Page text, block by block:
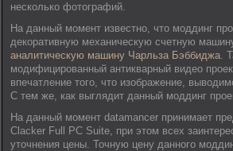
несколько фотографий.
На данный момент известно, что моддинг
декоративную механическую счетную
аналитическую машину Чарльза Бэббиджа.
модифицированный антикварный видео
впечатление того, что изображение,
С тем же, как выглядит данный моддинг
На данный момент datamancer принимает
Clacker Full PC Suite, при этом всех
уточнения цены. Точную цену данного